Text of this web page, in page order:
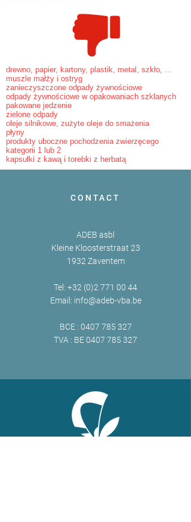
drewno, papier, kartony, plastik, metal, szkło, ...
muszle małży i ostryg
zanieczyszczone odpady żywnościowe
odpady żywnościowe w opakowaniach szklanych
pakowane jedzenie
zielone odpady
oleje silnikowe, zużyte oleje do smażenia
płyny
produkty uboczne pochodzenia zwierzęcego
kategorii 1 lub 2
kapsułki z kawą i torebki z herbatą
CONTACT
ADEB asbl
Kleine Kloosterstraat 23
1932 Zaventem
Tel: +32 (0)2 771 00 44
Email: info@adeb-vba.be
BCE : 0407 785 327
TVA : BE0407 785 327